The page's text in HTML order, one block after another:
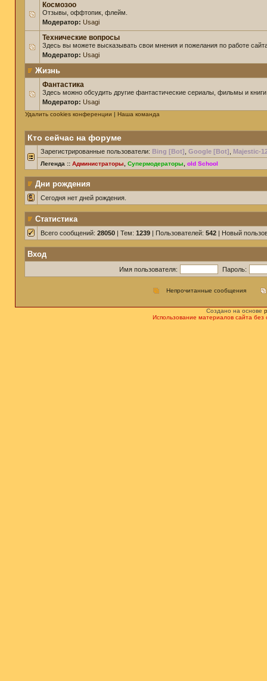
Космозоо
Отзывы, оффтопик, флейм.
Модератор: Usagi
Технические вопросы
Здесь вы можете высказывать свои мнения и пожелания по работе
Модератор: Usagi
Жизнь
Фантастика
Здесь можно обсудить другие фантастические сериалы, фильмы и
Модератор: Usagi
Удалить cookies конференции | Наша команда
Кто сейчас на форуме
Зарегистрированные пользователи: Bing [Bot] Google [Bot] Majestic-
Легенда :: Администраторы Супермодераторы old School
Дни рождения
Сегодня нет дней рождения.
Статистика
Всего сообщений: 28050 | Тем: 1239 | Пользователей: 542 | Новый
Вход
Имя пользователя: Пароль:
Непрочитанные сообщения
Создано на основе
Использование материалов сайта